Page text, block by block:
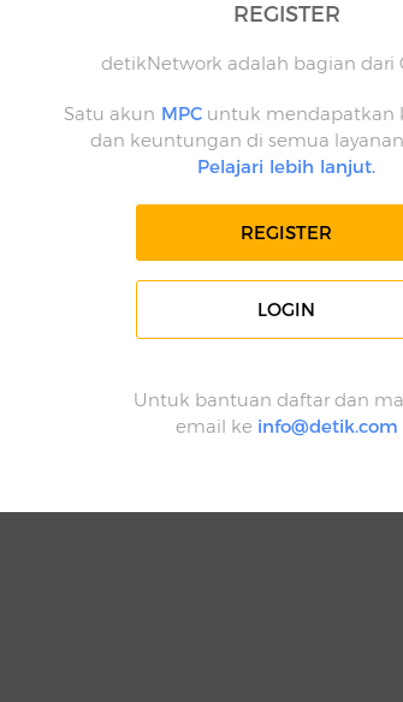
REGISTER
detikNetwork adalah bagian dari
Satu akun MPCuntuk mendapatkan
dan keuntungan di semua layanan
Pelajari lebih lanjut.
REGISTER
LOGIN
Untuk bantuan daftar dan
email ke info@detik.com